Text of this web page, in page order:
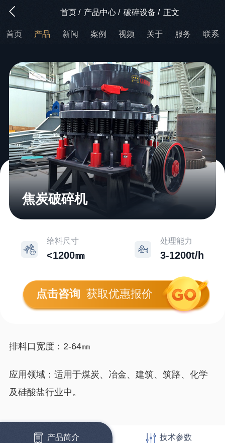
首页 / 产品中心 / 破碎设备 / 正文
首页 产品 新闻 案例 视频 关于 服务 联系
焦炭破碎机
给料尺寸
<1200㎜
处理能力
3-1200t/h
点击咨询 获取优惠报价
排料口宽度：2-64㎜
应用领域：适用于煤炭、冶金、建筑、筑路、化学
及硅酸盐行业中。
产品简介 技术参数